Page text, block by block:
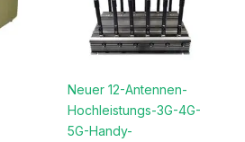
Neuer 12-Antennen-
Hochleistungs-3G-4G-
5G-Handy-